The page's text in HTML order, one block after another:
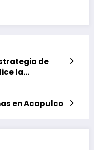
de
la
en Acapulco